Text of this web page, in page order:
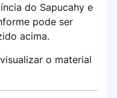
do Sapucahy e
pode ser
acima.
o material